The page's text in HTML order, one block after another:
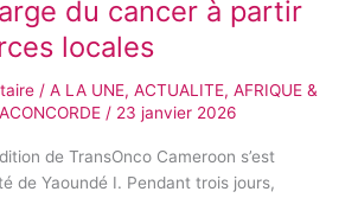
du cancer à partir
locales
/ A LA UNE, ACTUALITE, AFRIQUE &
/ 23 janvier 2026
de TransOnco Cameroon s’est
de Yaoundé I. Pendant trois jours,